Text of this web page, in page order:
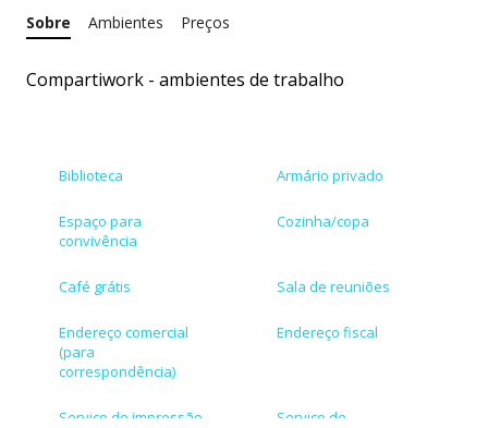
Sobre Ambientes Preços
Compartiwork - ambientes de trabalho
Biblioteca Armário privado
Espaço para
convivência
Cozinha/copa
Café grátis Sala de reuniões
Endereço comercial
(para
correspondência)
Endereço fiscal
Serviço de impressão
Serviço de